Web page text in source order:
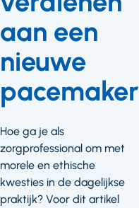
aan een
nieuwe
pacemaker
Hoe ga je als
zorgprofessional om met
morele en ethische
kwesties in de dagelijkse
praktijk? Voor dit artikel